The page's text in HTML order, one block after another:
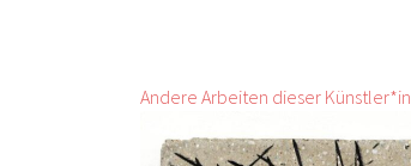
Andere Arbeiten dieser Künstler*in